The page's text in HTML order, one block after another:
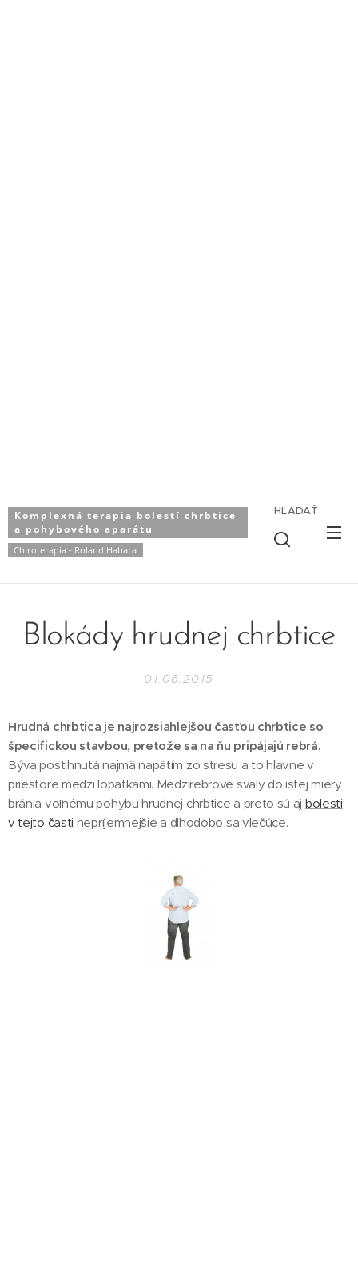
Komplexná terapia bolestí chrbtice
a pohybového aparátu
Chiroterapia - Roland Habara
HĽADAŤ
Blokády hrudnej chrbtice
01.06.2015
Hrudná chrbtica je najrozsiahlejšou časťou chrbtice so
špecifickou stavbou, pretože sa na ňu pripájajú rebrá.
Býva postihnutá najmä napätím zo stresu a to hlavne v
priestore medzi lopatkami. Medzirebrové svaly do istej miery
bránia voľnému pohybu hrudnej chrbtice a preto sú aj bolesti
v tejto časti nepríjemnejšie a dlhodobo sa vlečúce.